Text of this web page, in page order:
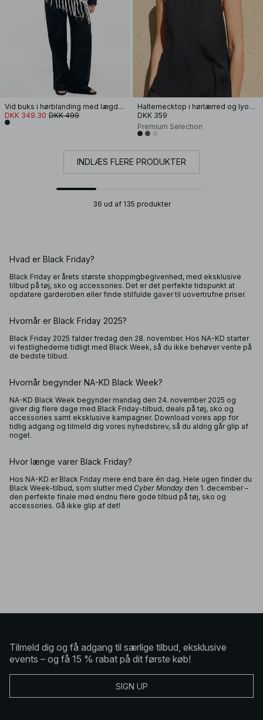
Vid buks i hørblanding med lægdetalje
DKK 349.30 DKK 499
Halternecktop i hørlærred og lyocellblanding
DKK 359
Premium Selection
INDLÆS FLERE PRODUKTER
36 ud af 135 produkter
Hvad er Black Friday?
Black Friday er årets største shoppingbegivenhed, med eksklusive
tilbud på tøj, sko og accessories. Det er det perfekte tidspunkt at
opdatere garderoben eller finde stilfulde gaver til uovertrufne priser.
Hvornår er Black Friday 2025?
Black Friday 2025 falder fredag den 28. november. Hos NA-KD starter
vi festlighederne tidligt med Black Week, så du ikke behøver vente på
de bedste tilbud.
Hvornår begynder NA-KD Black Week?
NA-KD Black Week begynder mandag den 24. november 2025 og
giver dig flere dage med Black Friday-tilbud, deals på tøj, sko og
accessories samt eksklusive kampagner. Download vores app for
tidlig adgang og tilmeld dig vores nyhedsbrev, så du aldrig går glip af
noget.
Hvor længe varer Black Friday?
Hos NA-KD er Black Friday mere end bare én dag. Hele ugen finder du
Black Week-tilbud, som slutter med Cyber Monday den 1. december –
den perfekte finale med endnu flere gode tilbud på tøj, sko og
accessories. Gå ikke glip af det!
Tilmeld dig og få adgang til særlige tilbud, eksklusive
events – og få 15 % rabat på dit første køb!
SIGN UP